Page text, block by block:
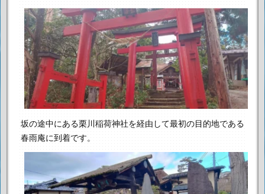
坂の途中にある栗川稲荷神社を経由して最初の目的地である
春雨庵に到着です。